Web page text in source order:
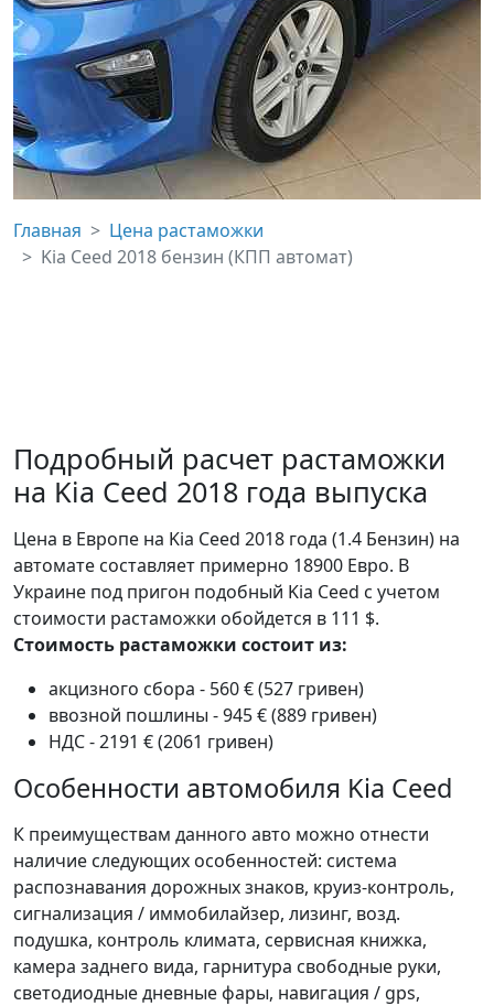
Главная
Цена растаможки
Kia Ceed 2018 бензин (КПП автомат)
Подробный расчет растаможки
на Kia Ceed 2018 года выпуска
Цена в Европе на Kia Ceed 2018 года (1.4 Бензин) на
автомате составляет примерно 18900 Евро. В
Украине под пригон подобный Kia Ceed с учетом
стоимости растаможки обойдется в 111 $.
Стоимость растаможки состоит из:
акцизного сбора - 560 € (527 гривен)
ввозной пошлины - 945 € (889 гривен)
НДС - 2191 € (2061 гривен)
Особенности автомобиля Kia Ceed
К преимуществам данного авто можно отнести
наличие следующих особенностей: система
распознавания дорожных знаков, круиз-контроль,
сигнализация / иммобилайзер, лизинг, возд.
подушка, контроль климата, сервисная книжка,
камера заднего вида, гарнитура свободные руки,
светодиодные дневные фары, навигация / gps,